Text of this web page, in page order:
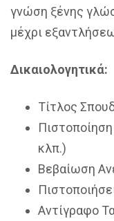
γνώση ξένης
μέχρι
Δικαιολογητικά:
Τίτλος
κλπ.)
Βεβαίωση
Αντίγραφο